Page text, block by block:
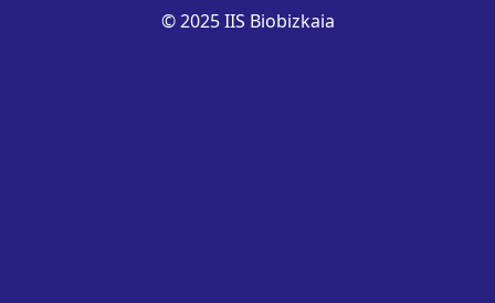
© 2025 IIS Biobizkaia